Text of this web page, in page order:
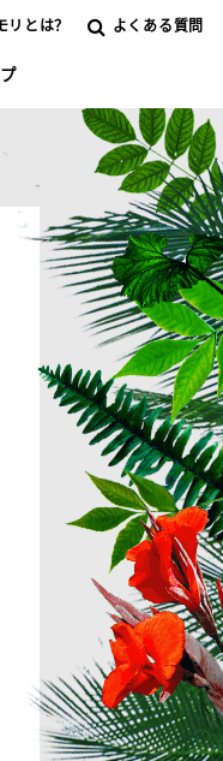
リとは？ よくある質問